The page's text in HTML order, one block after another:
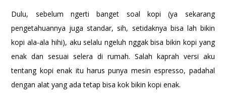
Dulu, sebelum ngerti banget soal kopi (ya sekarang
pengetahuannya juga standar, sih, setidaknya bisa lah bikin
kopi ala-ala hihi), aku selalu ngeluh nggak bisa bikin kopi yang
enak dan sesuai selera di rumah. Salah kaprah versi aku
tentang kopi enak itu harus punya mesin espresso, padahal
dengan alat yang ada tetap bisa kok bikin kopi enak.